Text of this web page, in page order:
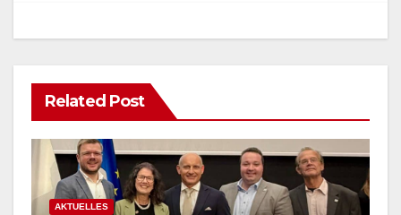
Related Post
AKTUELLES